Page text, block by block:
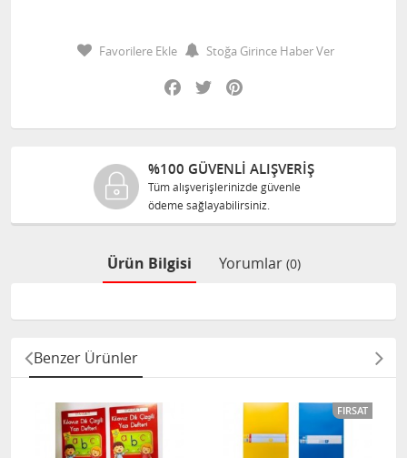
Favorilere Ekle
Stoğa Girince Haber Ver
Facebook
Twitter
%100 GÜVENLİ ALIŞVERİŞ
Tüm alışverişlerinizde güvenle
ödeme sağlayabilirsiniz.
Ürün Bilgisi Yorumlar (0)
Benzer Ürünler
FIRSAT